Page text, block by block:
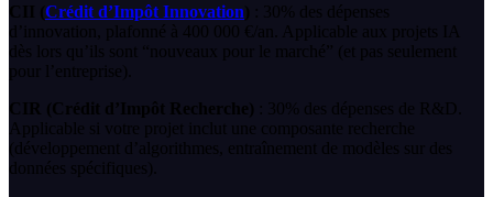
CII (Crédit d’Impôt Innovation) : 30% des dépenses
d’innovation, plafonné à 400 000 €/an. Applicable aux projets IA
dès lors qu’ils sont “nouveaux pour le marché” (et pas seulement
pour l’entreprise).
CIR (Crédit d’Impôt Recherche) : 30% des dépenses de R&D.
Applicable si votre projet inclut une composante recherche
(développement d’algorithmes, entraînement de modèles sur des
données spécifiques).